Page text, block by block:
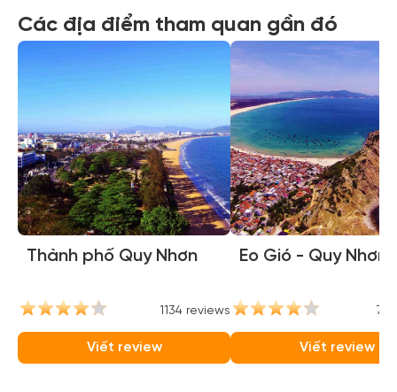
Các địa điểm tham quan gần đó
Thành phố Quy Nhơn
1134 reviews
Viết review
Eo Gió - Quy Nhơn
Viết review